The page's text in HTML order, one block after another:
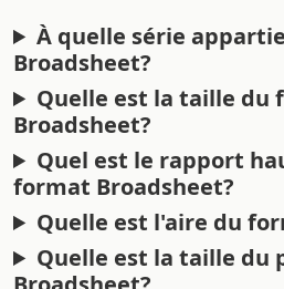
À quelle série
Broadsheet?
Quelle est la taille du
Broadsheet?
Quel est le rapport
format Broadsheet?
Quelle est l'aire du
Quelle est la taille du